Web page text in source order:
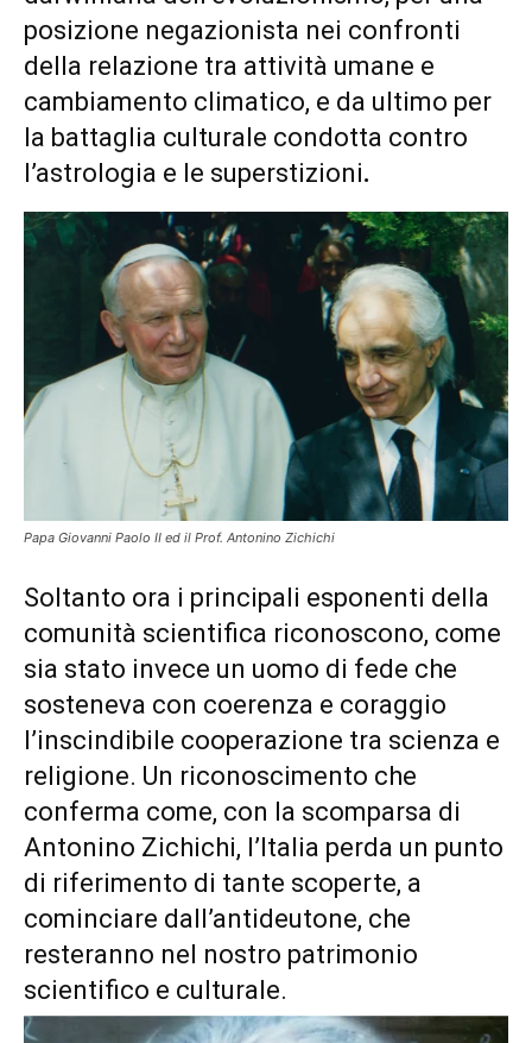
posizione negazionista nei confronti
della relazione tra attività umane e
cambiamento climatico, e da ultimo per
la battaglia culturale condotta contro
l’astrologia e le superstizioni.
Papa Giovanni Paolo II ed il Prof. Antonino Zichichi
Soltanto ora i principali esponenti della
comunità scientifica riconoscono, come
sia stato invece un uomo di fede che
sosteneva con coerenza e coraggio
l’inscindibile cooperazione tra scienza e
religione. Un riconoscimento che
conferma come, con la scomparsa di
Antonino Zichichi, l’Italia perda un punto
di riferimento di tante scoperte, a
cominciare dall’antideutone, che
resteranno nel nostro patrimonio
scientifico e culturale.